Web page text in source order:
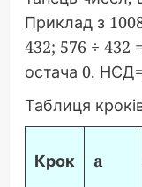
Приклад з
432; 576 ÷ 432
остача 0.
Таблиця
Крок a